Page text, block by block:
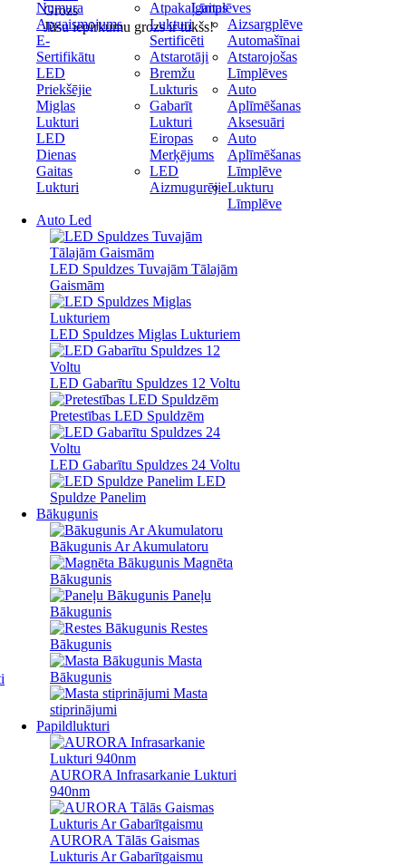
Numura
Apgaismojums
E-
Sertifikātu
LED
Priekšējie
Miglas
Lukturi
LED
Dienas
Gaitas
Lukturi
Atpakaļgaitas
Lukturi
Sertificēti
Atstarotāji
Bremžu
Lukturis
Gabarīt
Lukturi
Eiropas
Merķējums
LED
Aizmugurējie
Līmplēves
Aizsargplēve
Automašīnai
Atstarojošas
Līmplēves
Auto
Aplīmēšanas
Aksesuāri
Auto
Aplīmēšanas
Līmplēve
Lukturu
Līmplēve
Auto Led
LED Spuldzes Tuvajām Tālajām
Gaismām
LED Spuldzes Miglas Lukturiem
LED Gabarītu Spuldzes 12 Voltu
Pretestības LED Spuldzēm
LED Gabarītu Spuldzes 24 Voltu
LED
Spuldze Panelim
Bākugunis
Bākugunis Ar Akumulatoru
Magnēta
Bākugunis
Paneļu
Bākugunis
Restes
Bākugunis
Masta
Bākugunis
Masta
stiprinājumi
Papildlukturi
AURORA Infrasarkanie Lukturi
940nm
AURORA Tālās Gaismas
Lukturis Ar Gabarītgaismu
Grozs
Jūsu iepirkumu grozs ir tukšs!